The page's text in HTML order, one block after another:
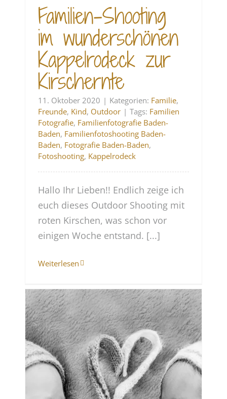
Familien-Shooting
im wunderschönen
Kappelrodeck zur
Kirschernte
11. Oktober 2020 | Kategorien: Familie,
Freunde, Kind, Outdoor | Tags: Familien
Fotografie, Familienfotografie Baden-
Baden, Familienfotoshooting Baden-
Baden, Fotografie Baden-Baden,
Fotoshooting, Kappelrodeck
Hallo Ihr Lieben!! Endlich zeige ich
euch dieses Outdoor Shooting mit
roten Kirschen, was schon vor
einigen Woche entstand. [...]
Weiterlesen